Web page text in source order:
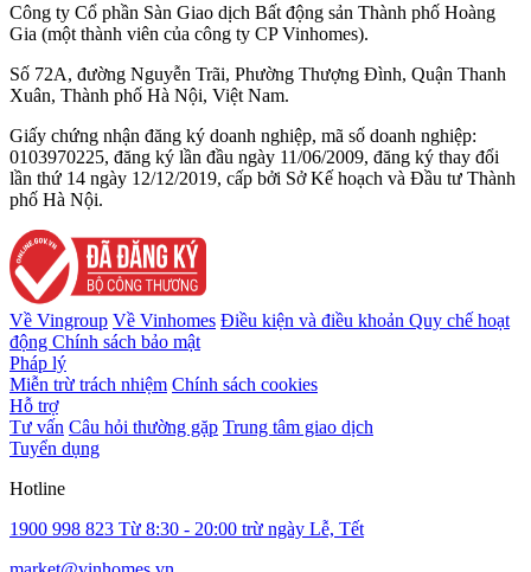
Công ty Cổ phần Sàn Giao dịch Bất động sản Thành phố Hoàng
Gia (một thành viên của công ty CP Vinhomes).
Số 72A, đường Nguyễn Trãi, Phường Thượng Đình, Quận Thanh
Xuân, Thành phố Hà Nội, Việt Nam.
Giấy chứng nhận đăng ký doanh nghiệp, mã số doanh nghiệp:
0103970225, đăng ký lần đầu ngày 11/06/2009, đăng ký thay đổi
lần thứ 14 ngày 12/12/2019, cấp bởi Sở Kế hoạch và Đầu tư Thành
phố Hà Nội.
Về Vingroup Về Vinhomes Điều kiện và điều khoản Quy chế hoạt
động Chính sách bảo mật
Pháp lý
Miễn trừ trách nhiệm Chính sách cookies
Hỗ trợ
Tư vấn Câu hỏi thường gặp Trung tâm giao dịch
Tuyển dụng
Hotline
1900 998 823 Từ 8:30 - 20:00 trừ ngày Lễ, Tết